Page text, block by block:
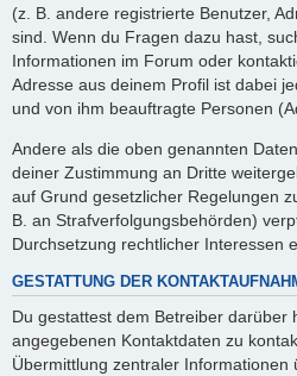
(z. B. andere registrierte Benutzer,
sind. Wenn du Fragen dazu hast,
Informationen im Forum oder
Adresse aus deinem Profil ist dabei
und von ihm beauftragte Personen
Andere als die oben genannten
deiner Zustimmung an Dritte
auf Grund gesetzlicher Regelungen
B. an Strafverfolgungsbehörden)
Durchsetzung rechtlicher Interessen
GESTATTUNG DER
Du gestattest dem Betreiber darüber
angegebenen Kontaktdaten zu
Übermittlung zentraler Informationen